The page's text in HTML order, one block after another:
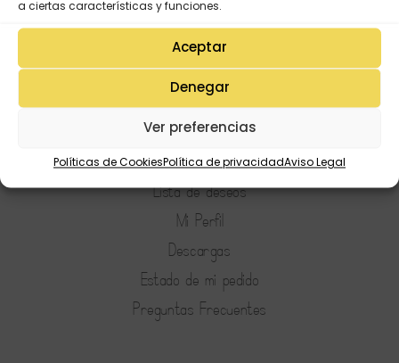
a ciertas características y funciones.
Aceptar
Denegar
Ver preferencias
Políticas de CookiesPolítica de privacidadAviso Legal
Mi Cuenta
Lista de deseos
Mi Perfil
Descargas
Estado de mi pedido
Preguntas Frecuentes